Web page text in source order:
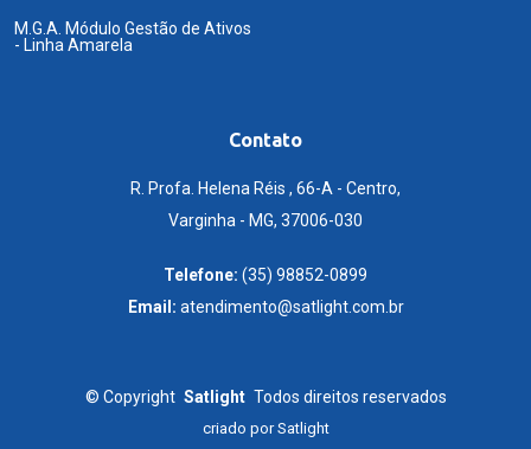
M.G.A. Módulo Gestão de Ativos
- Linha Amarela
Contato
R. Profa. Helena Réis , 66-A - Centro,
Varginha - MG, 37006-030
Telefone: (35) 98852-0899
Email: atendimento@satlight.com.br
© Copyright Satlight Todos direitos reservados
criado porSatlight